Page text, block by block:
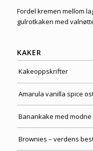
Fordel kremen mellom
gulrotkaken med
KAKER
Kakeoppskrifter
Amarula vanilla spice
Banankake med
Brownies – verdens